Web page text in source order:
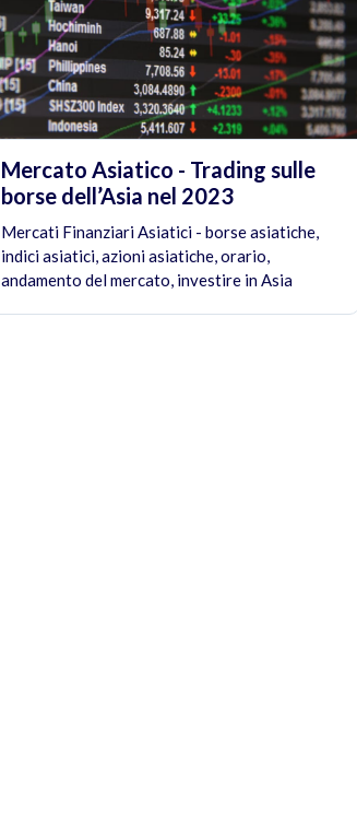
Mercato Asiatico - Trading sulle
borse dell’Asia nel 2023
Mercati Finanziari Asiatici - borse asiatiche,
indici asiatici, azioni asiatiche, orario,
andamento del mercato, investire in Asia